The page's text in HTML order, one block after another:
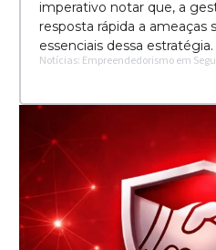
imperativo notar que, a
resposta rápida a ameaças
essenciais dessa estratégia.
Notícias: Empreendedorismo em